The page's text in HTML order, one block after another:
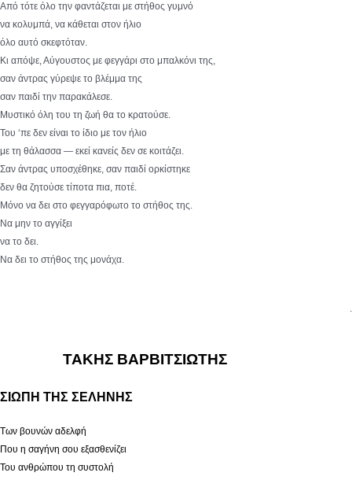
Από τότε όλο την φαντάζεται με στήθος γυμνό
να κολυμπά, να κάθεται στον ήλιο
όλο αυτό σκεφτόταν.
Κι απόψε, Αύγουστος με φεγγάρι στο μπαλκόνι της,
σαν άντρας γύρεψε το βλέμμα της
σαν παιδί την παρακάλεσε.
Μυστικό όλη του τη ζωή θα το κρατούσε.
Του ‘πε δεν είναι το ίδιο με τον ήλιο
με τη θάλασσα — εκεί κανείς δεν σε κοιτάζει.
Σαν άντρας υποσχέθηκε, σαν παιδί ορκίστηκε
δεν θα ζητούσε τίποτα πια, ποτέ.
Μόνο να δει στο φεγγαρόφωτο το στήθος της.
Να μην το αγγίξει
να το δει.
Να δει το στήθος της μονάχα.
.
ΤΑΚΗΣ ΒΑΡΒΙΤΣΙΩΤΗΣ
ΣΙΩΠΗ ΤΗΣ ΣΕΛΗΝΗΣ
Των βουνών αδελφή
Που η σαγήνη σου εξασθενίζει
Του ανθρώπου τη συστολή